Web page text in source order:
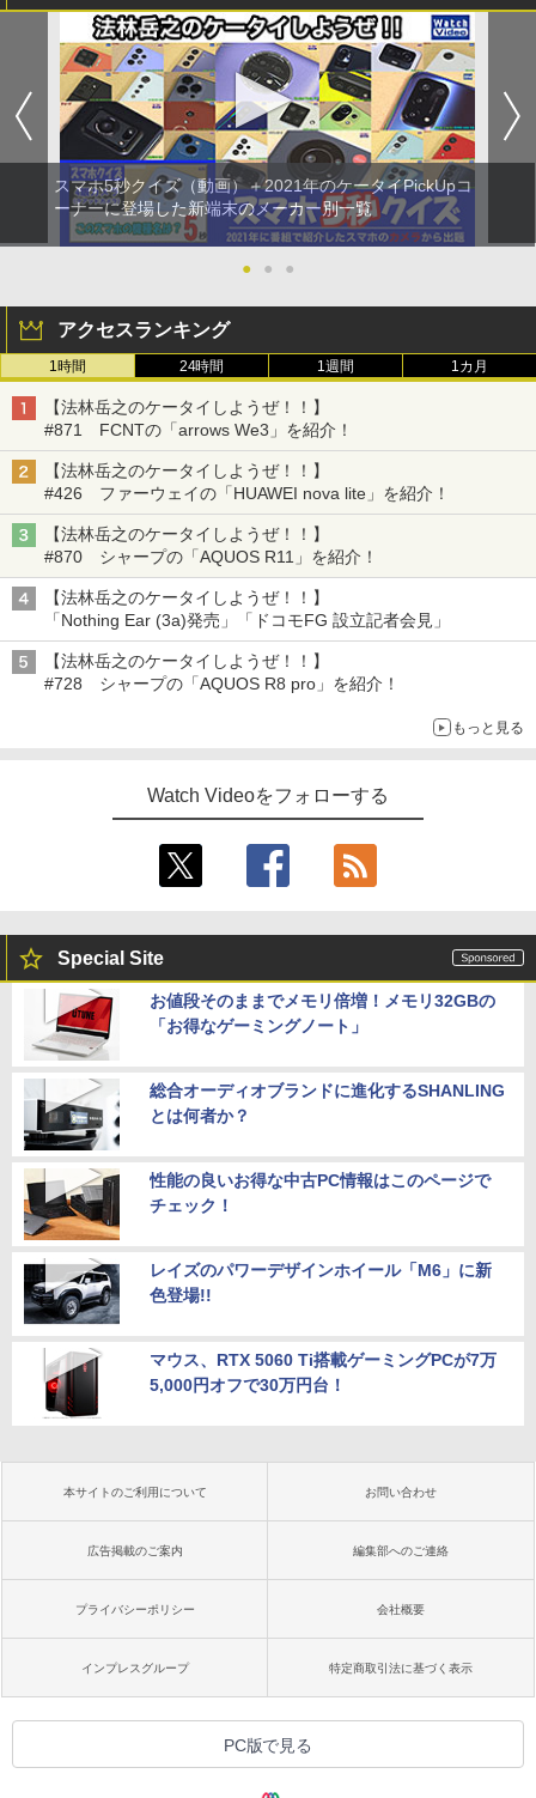
スマホ5秒クイズ（動画）＋2021年のケータイPickUpコ
ーナーに登場した新端末のメーカー別一覧
● ● ●
アクセスランキング
1時間 24時間 1週間 1カ月
【法林岳之のケータイしようぜ！！】
#871 FCNTの「arrows We3」を紹介！
【法林岳之のケータイしようぜ！！】
#426 ファーウェイの「HUAWEI nova lite」を紹介！
【法林岳之のケータイしようぜ！！】
#870 シャープの「AQUOS R11」を紹介！
【法林岳之のケータイしようぜ！！】
「Nothing Ear (3a)発売」「ドコモFG 設立記者会見」
【法林岳之のケータイしようぜ！！】
#728 シャープの「AQUOS R8 pro」を紹介！
もっと見る
Watch Videoをフォローする
Special Site
お値段そのままでメモリ倍増！メモリ32GBの
「お得なゲーミングノート」
総合オーディオブランドに進化するSHANLING
とは何者か？
性能の良いお得な中古PC情報はこのページで
チェック！
レイズのパワーデザインホイール「M6」に新
色登場!!
マウス、RTX 5060 Ti搭載ゲーミングPCが7万
5,000円オフで30万円台！
本サイトのご利用について お問い合わせ
広告掲載のご案内 編集部へのご連絡
プライバシーポリシー 会社概要
インプレスグループ 特定商取引法に基づく表示
PC版で見る